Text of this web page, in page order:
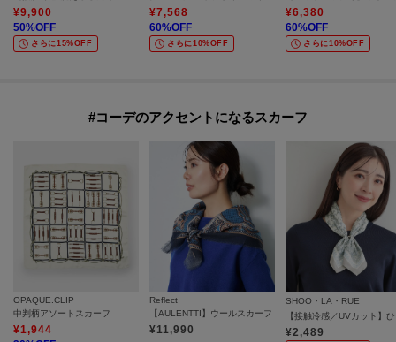
¥9,900
50%OFF
さらに15%OFF
¥7,568
60%OFF
さらに10%OFF
¥6,380
60%OFF
さらに10%OFF
#コーデのアクセントになるスカーフ
OPAQUE.CLIP
中判柄アソートスカーフ
¥1,944
Reflect
【AULENTTI】ウールスカーフ
¥11,990
SHOO・LA・RUE
¥2,489